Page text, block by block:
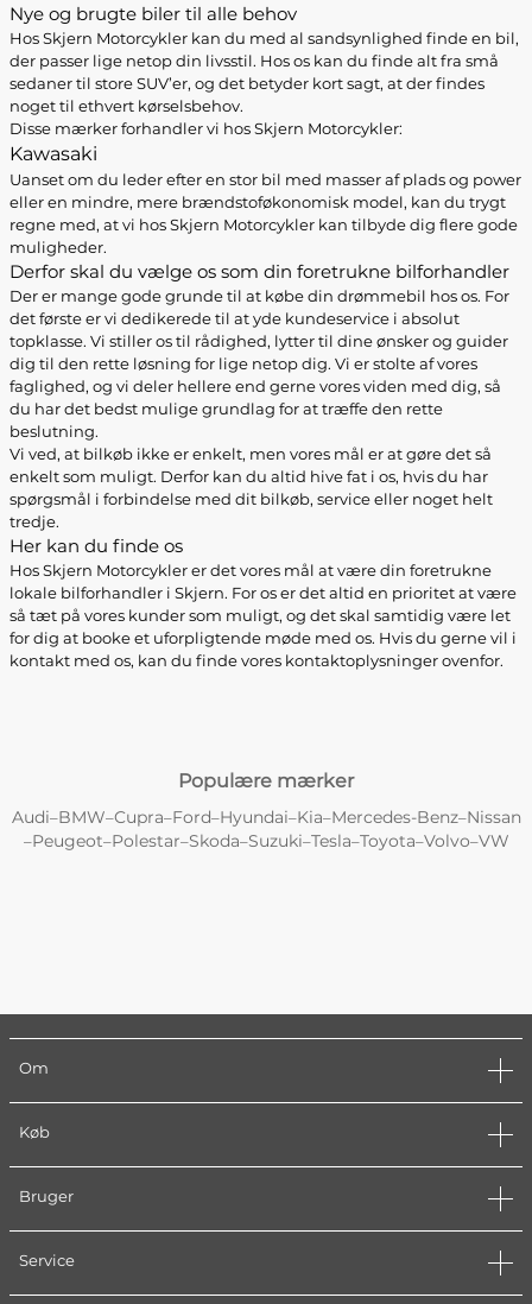
Nye og brugte biler til alle behov
Hos Skjern Motorcykler kan du med al sandsynlighed finde en bil,
der passer lige netop din livsstil. Hos os kan du finde alt fra små
sedaner til store SUV’er, og det betyder kort sagt, at der findes
noget til ethvert kørselsbehov.
Disse mærker forhandler vi hos Skjern Motorcykler:
Kawasaki
Uanset om du leder efter en stor bil med masser af plads og power
eller en mindre, mere brændstoføkonomisk model, kan du trygt
regne med, at vi hos Skjern Motorcykler kan tilbyde dig flere gode
muligheder.
Derfor skal du vælge os som din foretrukne bilforhandler
Der er mange gode grunde til at købe din drømmebil hos os. For
det første er vi dedikerede til at yde kundeservice i absolut
topklasse. Vi stiller os til rådighed, lytter til dine ønsker og guider
dig til den rette løsning for lige netop dig. Vi er stolte af vores
faglighed, og vi deler hellere end gerne vores viden med dig, så
du har det bedst mulige grundlag for at træffe den rette
beslutning.
Vi ved, at bilkøb ikke er enkelt, men vores mål er at gøre det så
enkelt som muligt. Derfor kan du altid hive fat i os, hvis du har
spørgsmål i forbindelse med dit bilkøb, service eller noget helt
tredje.
Her kan du finde os
Hos Skjern Motorcykler er det vores mål at være din foretrukne
lokale bilforhandler i Skjern. For os er det altid en prioritet at være
så tæt på vores kunder som muligt, og det skal samtidig være let
for dig at booke et uforpligtende møde med os. Hvis du gerne vil i
kontakt med os, kan du finde vores kontaktoplysninger ovenfor.
Populære mærker
Audi–BMW–Cupra–Ford–Hyundai–Kia–Mercedes-Benz–Nissan
–Peugeot–Polestar–Skoda–Suzuki–Tesla–Toyota–Volvo–VW
Om
Køb
Bruger
Service